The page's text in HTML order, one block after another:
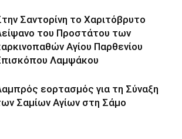
Σαντορίνη το Χαριτόβρυτο
του Προστάτου των
Αγίου Παρθενίου
Λαμψάκου
εορτασμός για τη Σύναξη
Σαμίων Αγίων στη Σάμο